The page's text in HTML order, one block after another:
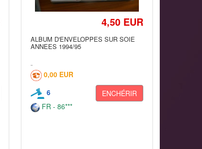
4,50 EUR
ALBUM D'ENVELOPPES SUR SOIE
ANNEES 1994/95
0,00 EUR
6
ENCHÉRIR
FR - 86***